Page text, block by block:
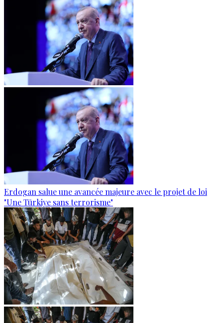
Erdogan salue une avancée majeure avec le projet de loi
"Une Türkiye sans terrorisme"